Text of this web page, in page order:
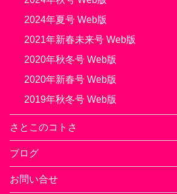
2024年夏号 Web版
2021年新春未来号 Web版
2020年秋冬号 Web版
2020年新春号 Web版
2019年秋冬号 Web版
さとこのコトさ
ブログ
お問い合せ